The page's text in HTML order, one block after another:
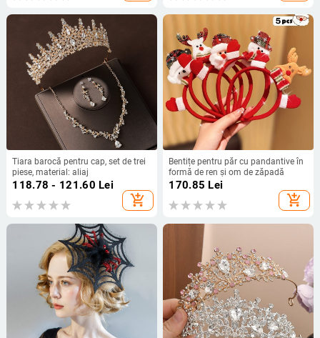
Tiara barocă pentru cap, set de trei
piese, material: aliaj
118.78 - 121.60 Lei
add_shopping_cart
Bentițe pentru păr cu pandantive în
formă de ren și om de zăpadă
170.85 Lei
add_shopping_cart